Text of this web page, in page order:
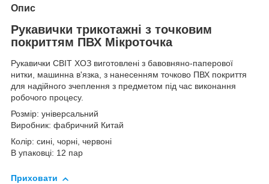
Опис
Рукавички трикотажні з точковим
покриттям ПВХ Мікроточка
Рукавички СВІТ ХОЗ виготовлені з бавовняно-паперової
нитки, машинна в'язка, з нанесенням точково ПВХ покриття
для надійного зчеплення з предметом під час виконання
робочого процесу.
Розмір: універсальний
Виробник: фабричний Китай
Колір: сині, чорні, червоні
В упаковці: 12 пар
Приховати